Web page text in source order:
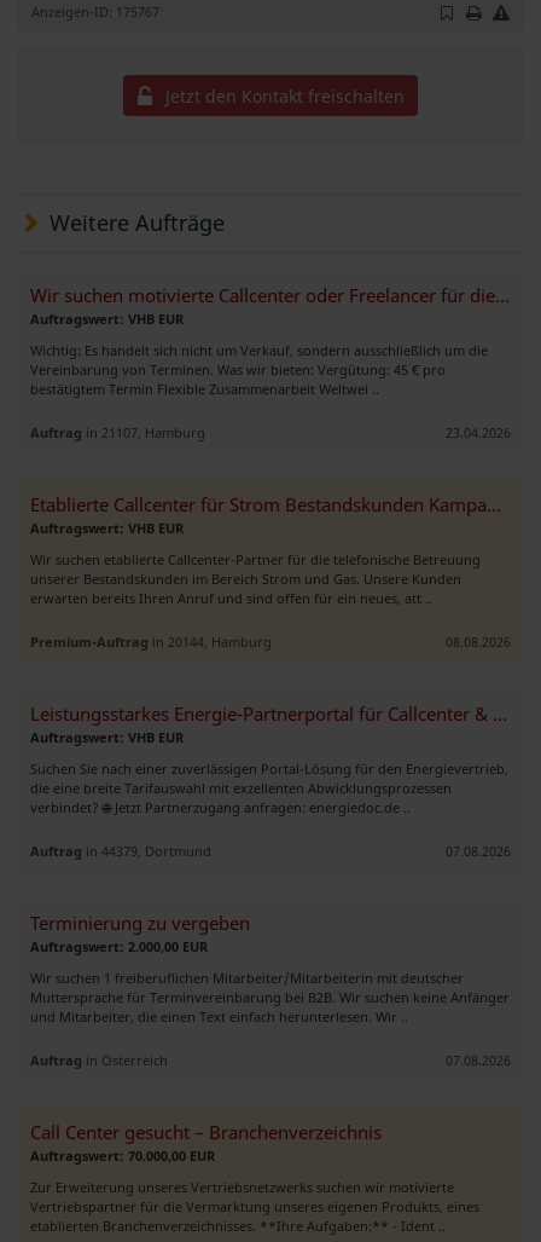
Anzeigen-ID: 175767
Jetzt den Kontakt freischalten
Weitere Aufträge
Wir suchen motivierte Callcenter oder Freelancer für die B2B-Terminie
Auftragswert: VHB EUR
Wichtig: Es handelt sich nicht um Verkauf, sondern ausschließlich um die
Vereinbarung von Terminen. Was wir bieten: Vergütung: 45 € pro
bestätigtem Termin Flexible Zusammenarbeit Weltwei ..
Auftrag in 21107, Hamburg 23.04.2026
Etablierte Callcenter für Strom Bestandskunden Kampagne gesucht
Auftragswert: VHB EUR
Wir suchen etablierte Callcenter-Partner für die telefonische Betreuung
unserer Bestandskunden im Bereich Strom und Gas. Unsere Kunden
erwarten bereits Ihren Anruf und sind offen für ein neues, att ..
Premium-Auftrag in 20144, Hamburg 08.08.2026
Leistungsstarkes Energie-Partnerportal für Callcenter & Telesales-Team
Auftragswert: VHB EUR
Suchen Sie nach einer zuverlässigen Portal-Lösung für den Energievertrieb,
die eine breite Tarifauswahl mit exzellenten Abwicklungsprozessen
verbindet? 🌐 Jetzt Partnerzugang anfragen: energiedoc.de ..
Auftrag in 44379, Dortmund 07.08.2026
Terminierung zu vergeben
Auftragswert: 2.000,00 EUR
Wir suchen 1 freiberuflichen Mitarbeiter/Mitarbeiterin mit deutscher
Muttersprache für Terminvereinbarung bei B2B. Wir suchen keine Anfänger
und Mitarbeiter, die einen Text einfach herunterlesen. Wir ..
Auftrag in Österreich 07.08.2026
Call Center gesucht – Branchenverzeichnis
Auftragswert: 70.000,00 EUR
Zur Erweiterung unseres Vertriebsnetzwerks suchen wir motivierte
Vertriebspartner für die Vermarktung unseres eigenen Produkts, eines
etablierten Branchenverzeichnisses. **Ihre Aufgaben:** - Ident ..